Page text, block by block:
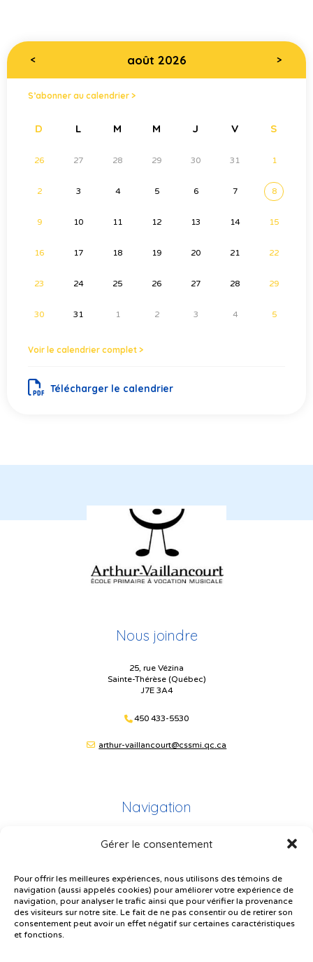
Gérer le consentement
Pour offrir les meilleures expériences, nous utilisons des témoins de
navigation (aussi appelés cookies) pour améliorer votre expérience de
navigation, pour analyser le trafic ainsi que pour vérifier la provenance
des visiteurs sur notre site. Le fait de ne pas consentir ou de retirer son
consentement peut avoir un effet négatif sur certaines caractéristiques
et fonctions.
< août 2026 >
S’abonner au calendrier >
D L M M J V S
26 27 28 29 30 31 1
2 3 4 5 6 7 8
9 10 11 12 13 14 15
16 17 18 19 20 21 22
23 24 25 26 27 28 29
30 31 1 2 3 4 5
Voir le calendrier complet >
Télécharger le calendrier
Nous joindre
25, rue Vézina
Sainte-Thérèse (Québec)
J7E 3A4
450 433-5530
arthur-vaillancourt@cssmi.qc.ca
Navigation
Plan du site
Plainte – service à l’élève
Politique de confidentialité